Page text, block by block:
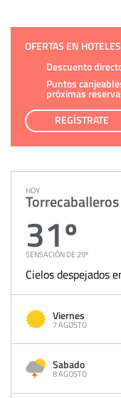
OFERTAS EN
Descuento
Puntos
próximas
REGÍSTRATE
HOY
Torrecaballeros
31º
SENSACIÓN DE 29º
Cielos despejados
Viernes
7 AGOSTO
Sabado
8 AGOSTO